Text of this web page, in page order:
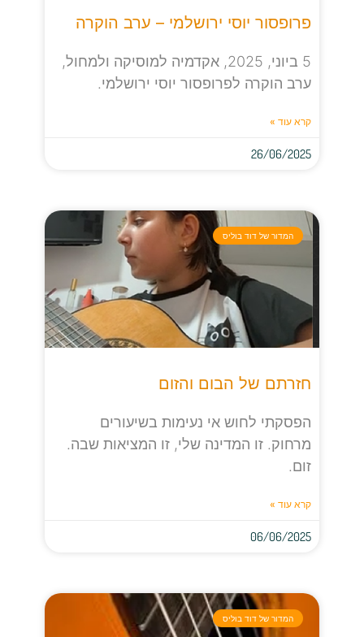
פרופסור יוסי ירושלמי – ערב הוקרה
5 ביוני, 2025, אקדמיה למוסיקה ולמחול,
ערב הוקרה לפרופסור יוסי ירושלמי.
קרא עוד »
26/06/2025
המדור של דוד בוליס
חזרתם של הבום והזום
הפסקתי לחוש אי נעימות בשיעורים
מרחוק. זו המדינה שלי, זו המציאות שבה.
זום.
קרא עוד »
06/06/2025
המדור של דוד בוליס